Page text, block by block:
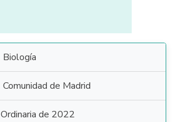
Biología
Comunidad de Madrid
Ordinaria de 2022